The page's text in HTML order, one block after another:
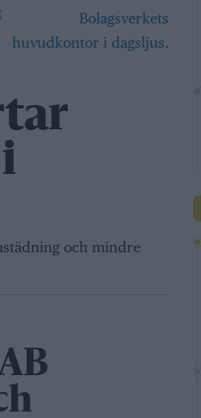
och mindre